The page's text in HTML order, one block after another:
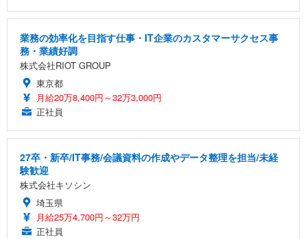
業務の効率化を目指す仕事・IT企業のカスタマーサクセス事
務・業績好調
株式会社RIOT GROUP
東京都
月給20万8,400円～32万3,000円
正社員
27卒・新卒/IT事務/会議資料の作成やデータ整理を担当/未経
験歓迎
株式会社キソシン
埼玉県
月給25万4,700円～32万円
正社員